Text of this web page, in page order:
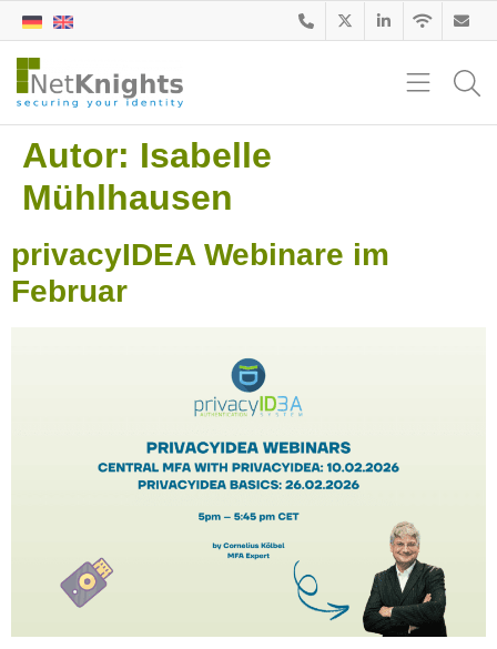
Autor: Isabelle
Mühlhausen
privacyIDEA Webinare im
Februar